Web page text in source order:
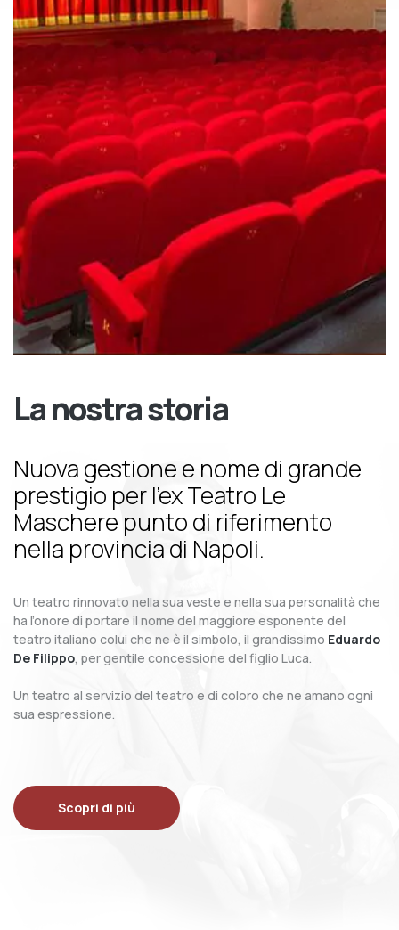
La nostra storia
Nuova gestione e nome di grande
prestigio per l’ex Teatro Le
Maschere punto di riferimento
nella provincia di Napoli.
Un teatro rinnovato nella sua veste e nella sua personalità che
ha l’onore di portare il nome del maggiore esponente del
teatro italiano colui che ne è il simbolo, il grandissimo Eduardo
De Filippo, per gentile concessione del figlio Luca.
Un teatro al servizio del teatro e di coloro che ne amano ogni
sua espressione.
Scopri di più